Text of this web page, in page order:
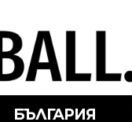
БЪЛГАРИЯ